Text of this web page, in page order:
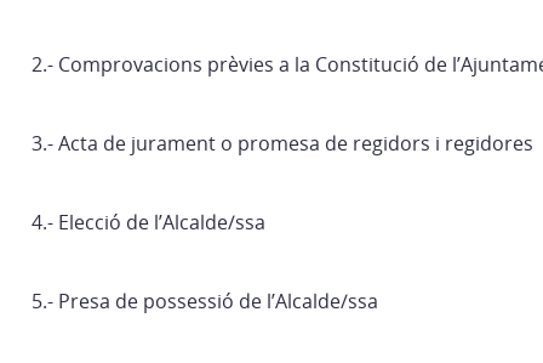
2.- Comprovacions prèvies a la Constitució de
3.- Acta de jurament o promesa de regidors i regidores
4.- Elecció de l’Alcalde/ssa
5.- Presa de possessió de l’Alcalde/ssa